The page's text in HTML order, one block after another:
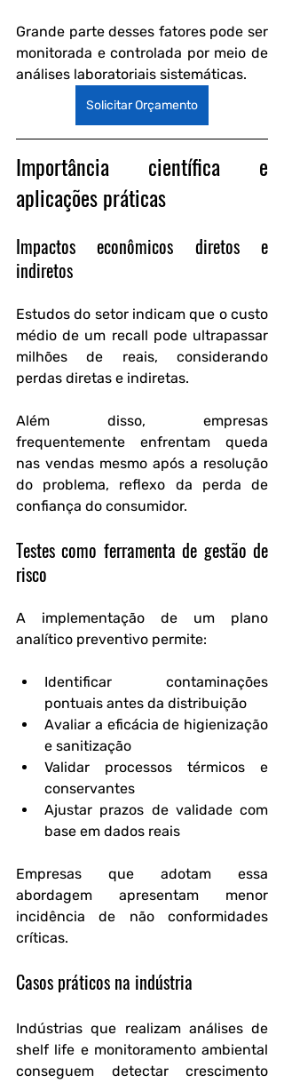
Grande parte desses fatores pode ser
monitorada e controlada por meio de
análises laboratoriais sistemáticas.
Solicitar Orçamento
Importância científica e
aplicações práticas
Impactos econômicos diretos e
indiretos
Estudos do setor indicam que o custo
médio de um recall pode ultrapassar
milhões de reais, considerando
perdas diretas e indiretas.
Além disso, empresas
frequentemente enfrentam queda
nas vendas mesmo após a resolução
do problema, reflexo da perda de
confiança do consumidor.
Testes como ferramenta de gestão de
risco
A implementação de um plano
analítico preventivo permite:
Identificar contaminações
pontuais antes da distribuição
Avaliar a eficácia de higienização
e sanitização
Validar processos térmicos e
conservantes
Ajustar prazos de validade com
base em dados reais
Empresas que adotam essa
abordagem apresentam menor
incidência de não conformidades
críticas.
Casos práticos na indústria
Indústrias que realizam análises de
shelf life e monitoramento ambiental
conseguem detectar crescimento